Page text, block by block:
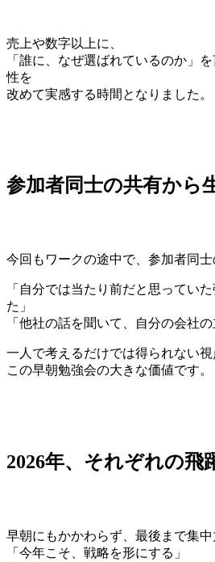
売上や数字以上に、
「誰に、なぜ選ばれているのか」
性を
改めて実感する時間となりました。
参加者同士の共有から
今回もワークの途中で、参加者同士
「自分では当たり前だと思ってい
た」
「他社の話を聞いて、自分の会社
一人で考えるだけでは得られない視
この早朝勉強会の大きな価値です。
2026年、それぞれの飛
早朝にもかかわらず、最後まで集中
「今年こそ、戦略を形にする」